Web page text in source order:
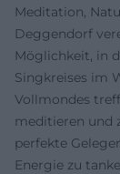
Meditation,
Deggendorf
Möglichkeit, in
Singkreises im
Vollmondes
meditieren und
perfekte
Energie zu